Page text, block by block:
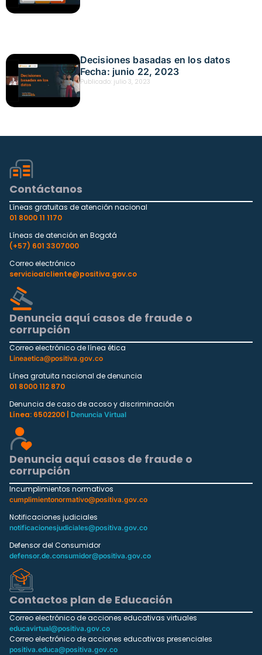
Decisiones basadas en los datos
Fecha: junio 22, 2023
Publicado: julio 3, 2023
Contáctanos
Líneas gratuitas de atención nacional
01 8000 11 1170
Líneas de atención en Bogotá
(+57) 601 3307000
Correo electrónico
servicioalcliente@positiva.gov.co
Denuncia aquí casos de fraude o
corrupción
Correo electrónico de línea ética
Lineaetica@positiva.gov.co
Línea gratuita nacional de denuncia
01 8000 112 870
Denuncia de caso de acoso y discriminación
Línea: 6502200 |
Denuncia Virtual
Denuncia aquí casos de fraude o
corrupción
Incumplimientos normativos
cumplimientonormativo@positiva.gov.co
Notificaciones judiciales
notificacionesjudiciales@positiva.gov.co
Defensor del Consumidor
defensor.de.consumidor@positiva.gov.co
Contactos plan de Educación
Correo electrónico de acciones educativas virtuales
educavirtual@positiva.gov.co
Correo electrónico de acciones educativas presenciales
positiva.educa@positiva.gov.co